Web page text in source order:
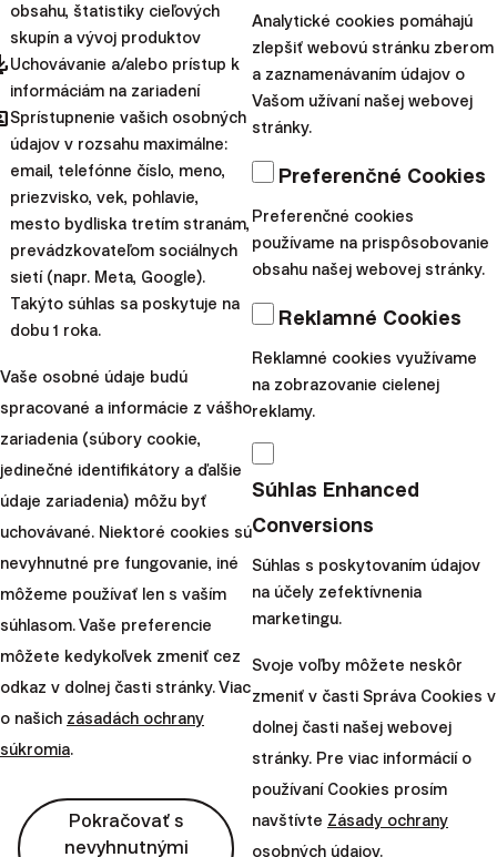
Team Finax
obsahu, štatistiky cieľových
skupín a vývoj produktov
Uchovávanie a/alebo prístup k
informáciám na zariadení
Sprístupnenie vašich osobných
údajov v rozsahu maximálne:
email, telefónne číslo, meno,
priezvisko, vek, pohlavie,
mesto bydliska tretím stranám,
prevádzkovateľom sociálnych
sietí (napr. Meta, Google).
Takýto súhlas sa poskytuje na
dobu 1 roka.
Vaše osobné údaje budú
spracované a informácie z vášho
zariadenia (súbory cookie,
jedinečné identifikátory a ďalšie
údaje zariadenia) môžu byť
uchovávané. Niektoré cookies sú
nevyhnutné pre fungovanie, iné
môžeme používať len s vaším
súhlasom. Vaše preferencie
môžete kedykoľvek zmeniť cez
odkaz v dolnej časti stránky. Viac
o našich zásadách ochrany
súkromia.
Pokračovať s
nevyhnutnými
Analytické cookies pomáhajú
zlepšiť webovú stránku zberom
a zaznamenávaním údajov o
Vašom užívaní našej webovej
stránky.
Preferenčné Cookies
Preferenčné cookies
používame na prispôsobovanie
obsahu našej webovej stránky.
Reklamné Cookies
Reklamné cookies využívame
na zobrazovanie cielenej
reklamy.
Súhlas Enhanced
Conversions
Súhlas s poskytovaním údajov
na účely zefektívnenia
marketingu.
Svoje voľby môžete neskôr
zmeniť v časti Správa Cookies v
dolnej časti našej webovej
stránky. Pre viac informácií o
používaní Cookies prosím
navštívte Zásady ochrany
osobných údajov.
Finax, o.c.p., a.s.
Bajkalská 19B
821 01 Bratislava
Slovensko
perm_phone_msg +421 2 2100 9985
mail client@finax.eu
Dôležité informáciekeyboard_arrow_down
Ďalšie odkazy keyboard_arrow_down